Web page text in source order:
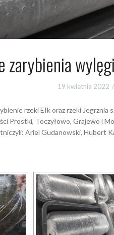
zarybienia
19 kwietnia 2022
rzeki Ełk oraz rzeki
Prostki, Toczyłowo, Grajewo i
Ariel Gudanowski, Hubert